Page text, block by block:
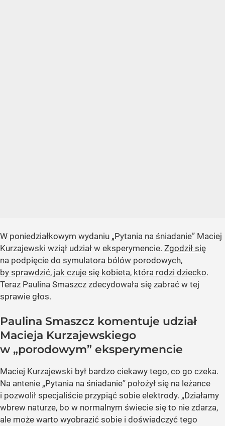
W poniedziałkowym wydaniu „Pytania na śniadanie” Maciej
Kurzajewski wziął udział w eksperymencie. Zgodził się
na podpięcie do symulatora bólów porodowych,
by sprawdzić, jak czuje się kobieta, która rodzi dziecko.
Teraz Paulina Smaszcz zdecydowała się zabrać w tej
sprawie głos.
Paulina Smaszcz komentuje udział
Macieja Kurzajewskiego
w „porodowym” eksperymencie
Maciej Kurzajewski był bardzo ciekawy tego, co go czeka.
Na antenie „Pytania na śniadanie” położył się na leżance
i pozwolił specjaliście przypiąć sobie elektrody. „Działamy
wbrew naturze, bo w normalnym świecie się to nie zdarza,
ale może warto wyobrazić sobie i doświadczyć tego